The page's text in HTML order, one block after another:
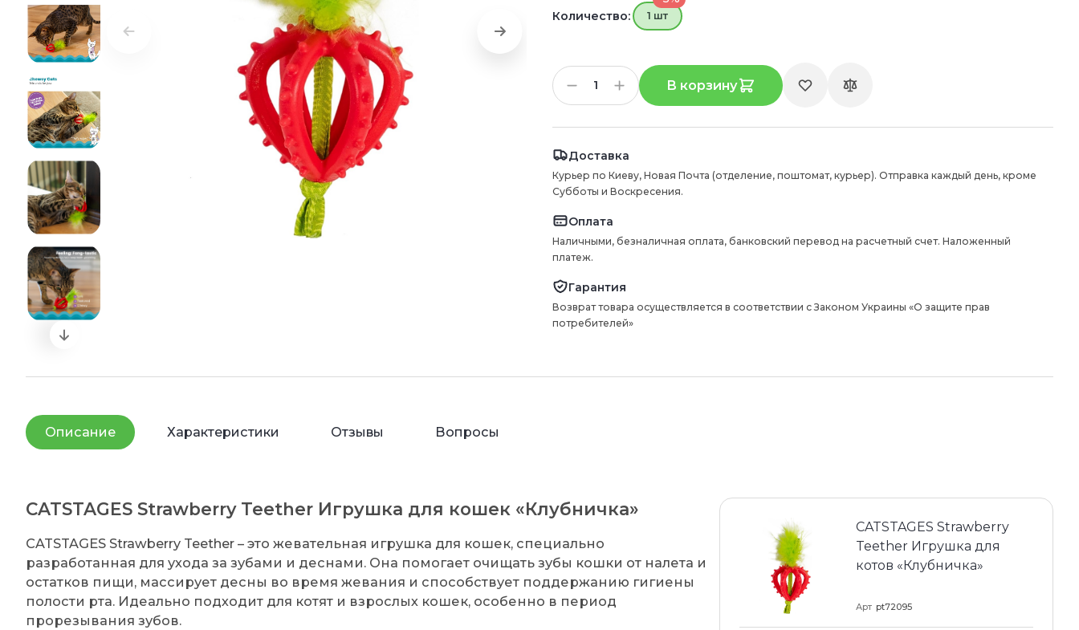
Количество: 1 шт
В корзину
Доставка
Курьер по Киеву, Новая Почта (отделение, поштомат, курьер). Отправка каждый день, кроме
Субботы и Воскресения.
Оплата
Наличными, безналичная оплата, банковский перевод на расчетный счет. Наложенный
платеж.
Гарантия
Возврат товара осуществляется в соответствии с Законом Украины «О защите прав
потребителей»
Описание Характеристики Отзывы Вопросы
CATSTAGES Strawberry Teether Игрушка для кошек «Клубничка»
CATSTAGES Strawberry Teether – это жевательная игрушка для кошек, специально
разработанная для ухода за зубами и деснами. Она помогает очищать зубы кошки от налета и
остатков пищи, массирует десны во время жевания и способствует поддержанию гигиены
полости рта. Идеально подходит для котят и взрослых кошек, особенно в период
прорезывания зубов.
CATSTAGES Strawberry
Teether Игрушка для
котов «Клубничка»
Арт pt72095